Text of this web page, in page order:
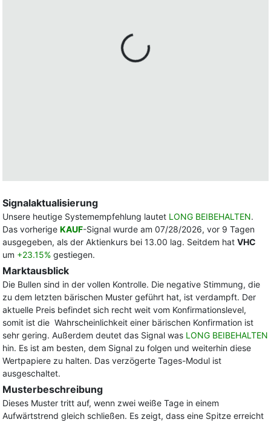
Signalaktualisierung
Unsere heutige Systemempfehlung lautet LONG BEIBEHALTEN.
Das vorherige KAUF-Signal wurde am 07/28/2026, vor 9 Tagen
ausgegeben, als der Aktienkurs bei 13.00 lag. Seitdem hat VHC
um +23.15% gestiegen.
Marktausblick
Die Bullen sind in der vollen Kontrolle. Die negative Stimmung, die
zu dem letzten bärischen Muster geführt hat, ist verdampft. Der
aktuelle Preis befindet sich recht weit vom Konfirmationslevel,
somit ist die Wahrscheinlichkeit einer bärischen Konfirmation ist
sehr gering. Außerdem deutet das Signal was LONG BEIBEHALTEN
hin. Es ist am besten, dem Signal zu folgen und weiterhin diese
Wertpapiere zu halten. Das verzögerte Tages-Modul ist
ausgeschaltet.
Musterbeschreibung
Dieses Muster tritt auf, wenn zwei weiße Tage in einem
Aufwärtstrend gleich schließen. Es zeigt, dass eine Spitze erreicht